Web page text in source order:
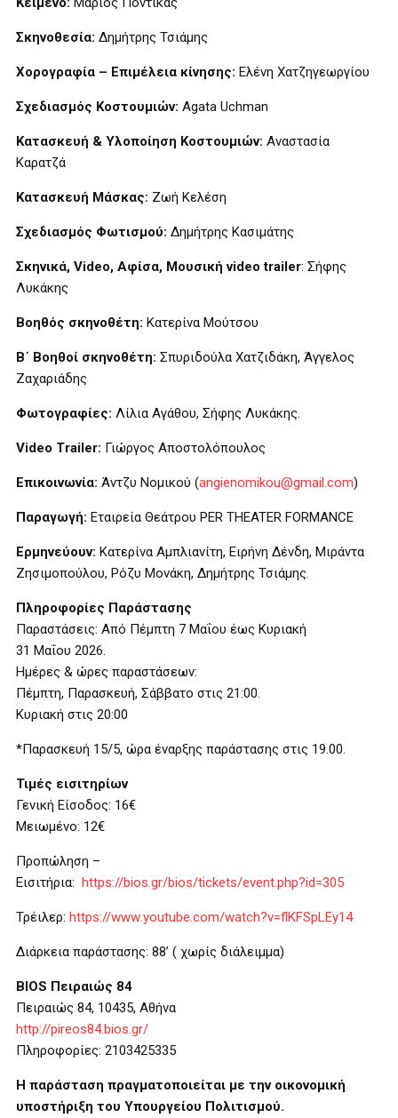
Σκηνοθεσία: Δημήτρης Τσιάμης
Χορογραφία – Επιμέλεια κίνησης: Ελένη Χατζηγεωργίου
Σχεδιασμός Κοστουμιών: Agata Uchman
Κατασκευή & Yλοποίηση Κοστουμιών: Αναστασία
Καρατζά
Κατασκευή Μάσκας: Ζωή Κελέση
Σχεδιασμός Φωτισμού: Δημήτρης Κασιμάτης
Σκηνικά, Video, Αφίσα, Moυσικήvideo trailer: Σήφης
Λυκάκης
Βοηθός σκηνοθέτη: Κατερίνα Μούτσου
Β΄ Βοηθοί σκηνοθέτη: Σπυριδούλα Χατζιδάκη, Άγγελος
Ζαχαριάδης
Φωτογραφίες: Λίλια Αγάθου, Σήφης Λυκάκης.
Video Trailer: Γιώργος Αποστολόπουλος
Επικοινωνία: Άντζυ Νομικού (angienomikou@gmail.com)
Παραγωγή: Εταιρεία Θεάτρου PER THEATER FORMANCE
Ερμηνεύουν: Κατερίνα Αμπλιανίτη, Ειρήνη Δένδη, Μιράντα
Ζησιμοπούλου, Ρόζυ Μονάκη, Δημήτρης Τσιάμης.
Πληροφορίες Παράστασης
Παραστάσεις: Από Πέμπτη 7 Μαΐου έως Κυριακή
31 Μαΐου 2026.
Ημέρες & ώρες παραστάσεων:
Πέμπτη, Παρασκευή, Σάββατο στις 21:00.
Κυριακή στις 20:00
*Παρασκευή 15/5, ώρα έναρξης παράστασης στις 19.00.
Τιμές εισιτηρίων
Γενική Είσοδος: 16€
Μειωμένο: 12€
Προπώληση –
Εισιτήρια: https://bios.gr/bios/tickets/event.php?id=305
Τρέιλερ: https://www.youtube.com/watch?v=flKFSpLEy14
Διάρκεια παράστασης: 88’ ( χωρίς διάλειμμα)
BIOS Πειραιώς 84
Πειραιώς 84, 10435, Αθήνα
http://pireos84.bios.gr/
Πληροφορίες: 2103425335
Η παράσταση πραγματοποιείται με την οικονομική
υποστήριξη του Υπουργείου Πολιτισμού.